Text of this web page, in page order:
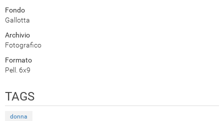
Fondo
Gallotta
Archivio
Fotografico
Formato
Pell. 6x9
TAGS
donna